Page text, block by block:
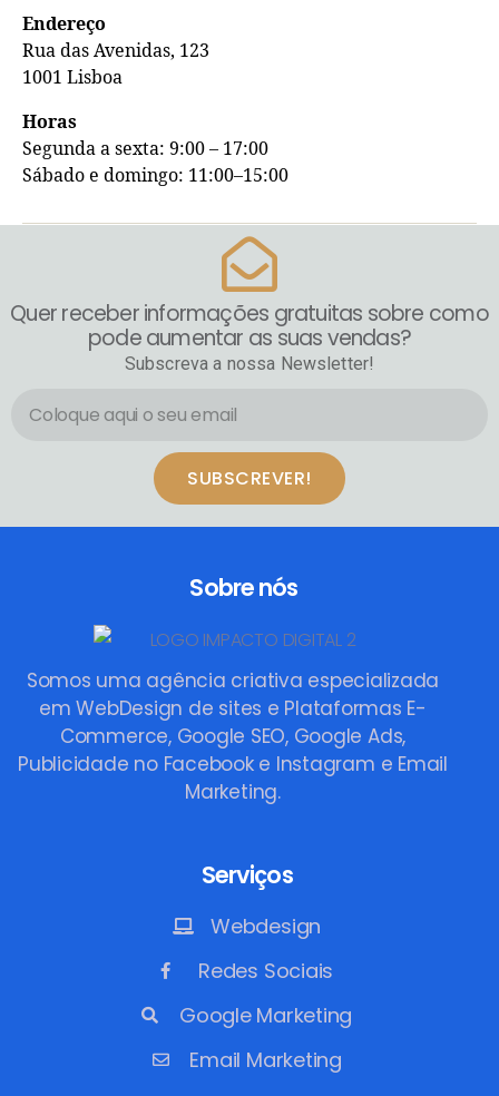
Endereço
Rua das Avenidas, 123
1001 Lisboa
Horas
Segunda a sexta: 9:00 – 17:00
Sábado e domingo: 11:00–15:00
Quer receber informações gratuitas sobre como
pode aumentar as suas vendas?
Subscreva a nossa Newsletter!
SUBSCREVER!
Sobre nós
Somos uma agência criativa especializada
em WebDesign de sites e Plataformas E-
Commerce, Google SEO, Google Ads,
Publicidade no Facebook e Instagram e Email
Marketing.
Serviços
Webdesign
Redes Sociais
Google Marketing
Email Marketing